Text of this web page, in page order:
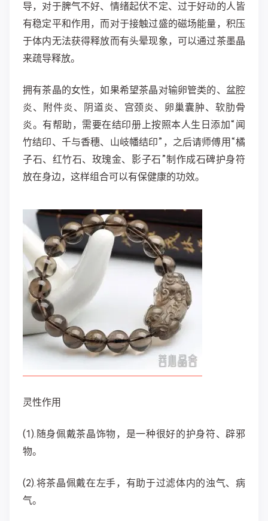
导，对于脾气不好、情绪起伏不定、过于好动的人皆
有稳定平和作用，而对于接触过盛的磁场能量，积压
于体内无法获得释放而有头晕现象，可以通过茶墨晶
来疏导释放。
拥有茶晶的女性，如果希望茶晶对输卵管类的、盆腔
炎、附件炎、阴道炎、宫颈炎、卵巢囊肿、软肋骨
炎。有帮助，需要在结印册上按照本人生日添加“闻
竹结印、千与香穗、山岐幡结印”，之后请师傅用“橘
子石、红竹石、玫瑰金、影子石”制作成石碑护身符
放在身边，这样组合可以有保健康的功效。
灵性作用
(1).随身佩戴茶晶饰物，是一种很好的护身符、辟邪
物。
(2).将茶晶佩戴在左手，有助于过滤体内的浊气、病
气。